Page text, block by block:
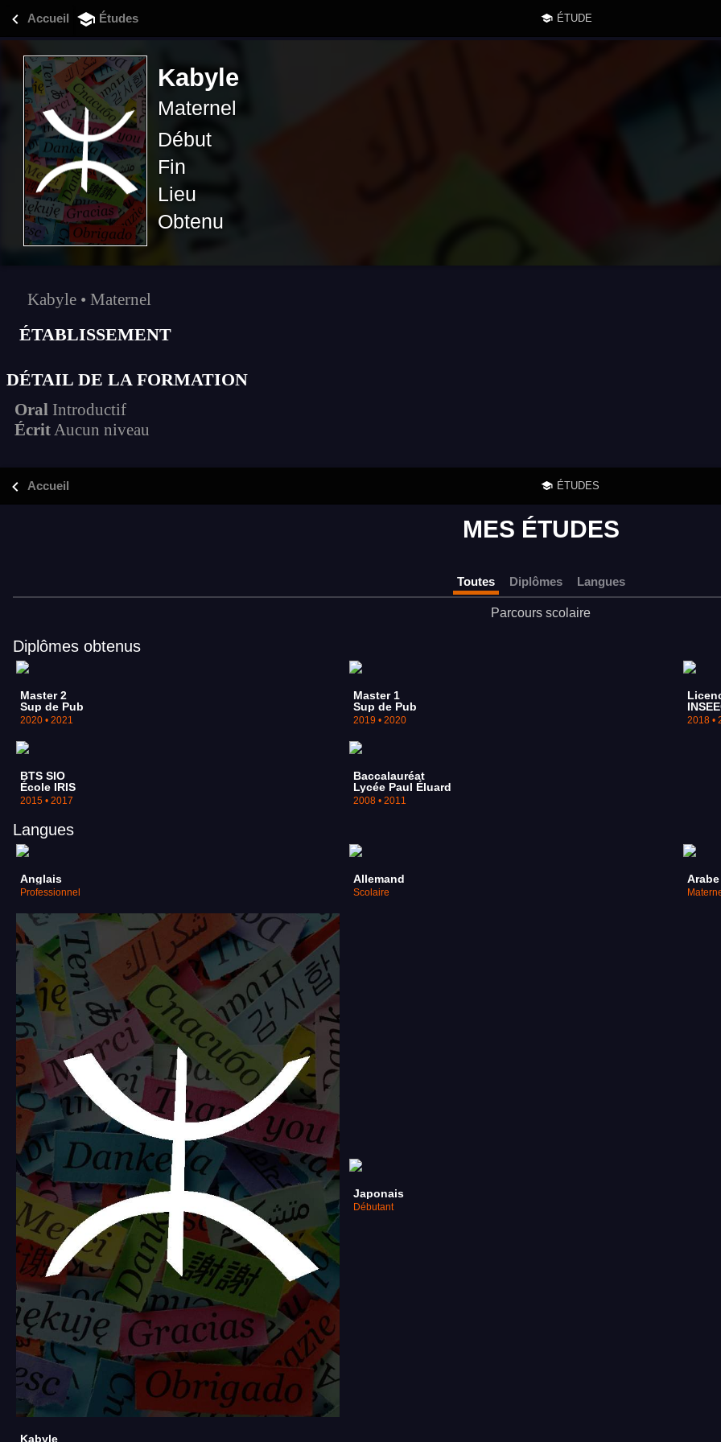
Accueil Études ÉTUDE
Kabyle
Maternel
Début
Fin
Lieu
Obtenu
Kabyle • Maternel
ÉTABLISSEMENT
DÉTAIL DE LA FORMATION
Oral Introductif
ÉcritAucun niveau
Accueil ÉTUDES
MES ÉTUDES
Toutes Diplômes Langues
Parcours scolaire
Diplômes obtenus
Master 2
Sup de Pub
2020 • 2021
Master 1
Sup de Pub
2019 • 2020 2018 •
BTS SIO
École IRIS
2015 • 2017
Baccalauréat
Lycée Paul Éluard
2008 • 2011
Langues
Anglais
Professionnel
Allemand
Scolaire
Arabe
Kabyle
Japonais
Débutant
MOHAMED MIR